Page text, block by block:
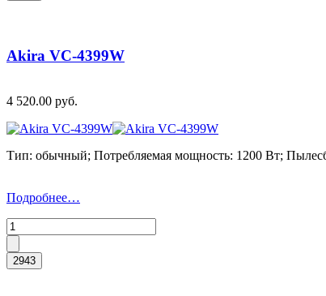
Akira VC-4399W
4 520.00 руб.
Тип: обычный; Потребляемая мощность: 1200 Вт;
Подробнее…